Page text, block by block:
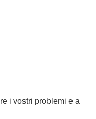
i vostri problemi e a